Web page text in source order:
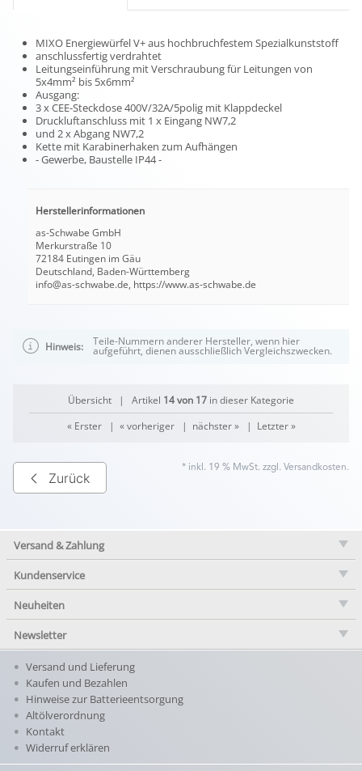
MIXO Energiewürfel V+ aus hochbruchfestem Spezialkunststoff
anschlussfertig verdrahtet
Leitungseinführung mit Verschraubung für Leitungen von
5x4mm² bis 5x6mm²
Ausgang:
3 x CEE-Steckdose 400V/32A/5polig mit Klappdeckel
Druckluftanschluss mit 1 x Eingang NW7,2
und 2 x Abgang NW7,2
Kette mit Karabinerhaken zum Aufhängen
- Gewerbe, Baustelle IP44 -
Herstellerinformationen
as-Schwabe GmbH
Merkurstraße 10
72184 Eutingen im Gäu
Deutschland, Baden-Württemberg
info@as-schwabe.de, https://www.as-schwabe.de
Hinweis: Teile-Nummern anderer Hersteller, wenn hier
aufgeführt, dienen ausschließlich Vergleichszwecken.
Übersicht | Artikel 14 von 17 in dieser Kategorie
« Erster| « vorheriger| nächster »| Letzter »
Zurück
* inkl. 19 % MwSt. zzgl. Versandkosten.
Versand & Zahlung
Kundenservice
Neuheiten
Newsletter
Versand und Lieferung
Kaufen und Bezahlen
Hinweise zur Batterieentsorgung
Altölverordnung
Kontakt
Widerruf erklären